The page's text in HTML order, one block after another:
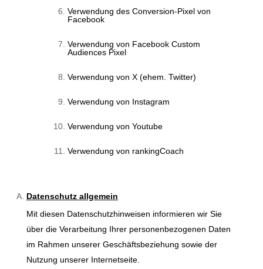
Verwendung des Conversion-Pixel von
Facebook
Verwendung von Facebook Custom
Audiences Pixel
Verwendung von X (ehem. Twitter)
Verwendung von Instagram
Verwendung von Youtube
Verwendung von rankingCoach
Datenschutz allgemein
Mit diesen Datenschutzhinweisen informieren wir Sie
über die Verarbeitung Ihrer personenbezogenen Daten
im Rahmen unserer Geschäftsbeziehung sowie der
Nutzung unserer Internetseite.